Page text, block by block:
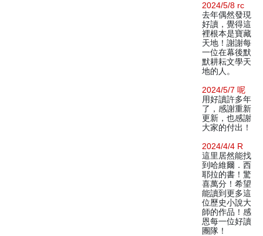
2024/5/8 rc
去年偶然發現
好讀，覺得這
裡根本是寶藏
天地！謝謝每
一位在幕後默
默耕耘文學天
地的人。
2024/5/7 呢
用好讀許多年
了，感謝重新
更新，也感謝
大家的付出！
2024/4/4 R
這里居然能找
到哈維爾．西
耶拉的書！驚
喜萬分！希望
能讀到更多這
位歷史小說大
師的作品！感
恩每一位好讀
團隊！